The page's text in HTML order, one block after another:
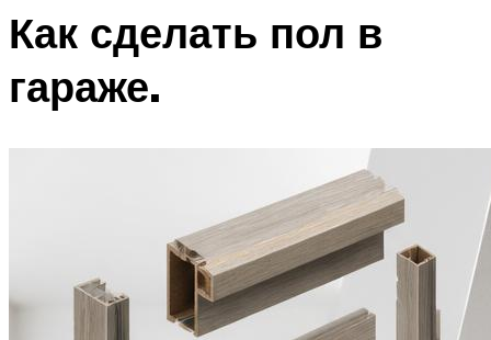
Как сделать пол в
гараже.